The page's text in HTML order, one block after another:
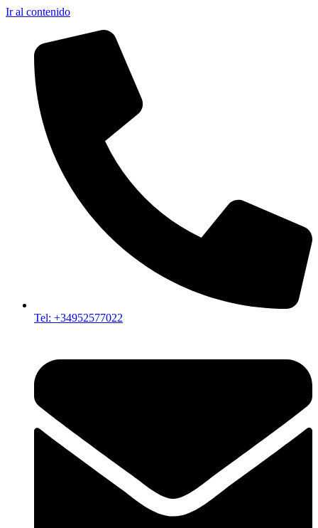
Ir al contenido
Tel: +34952577022